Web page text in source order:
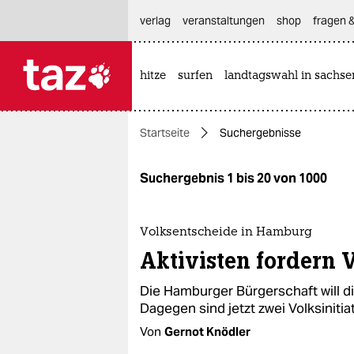
themen
politik
gesellschaft
kultur
sport
verlag
veranstaltungen shop fragen
hitze surfen landtagswahl in
Startseite Suchergebnisse
Suchergebnis 1 bis 20 von 1000
Volksentscheide in Hamburg
Aktivisten fordern
Die Hamburger Bürgerschaft will
Dagegen sind jetzt zwei
Von Gernot Knödler